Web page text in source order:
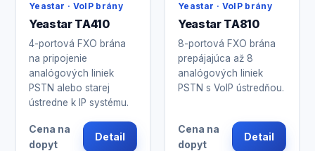
Yeastar · VoIP brány
Yeastar TA410
4-portová FXO brána
na pripojenie
analógových liniek
PSTN alebo starej
ústredne k IP systému.
Cena na
dopyt
Detail
Yeastar · VoIP brány
Yeastar TA810
8-portová FXO brána
prepájajúca až 8
analógových liniek
PSTN s VoIP ústredňou.
Cena na
dopyt
Detail